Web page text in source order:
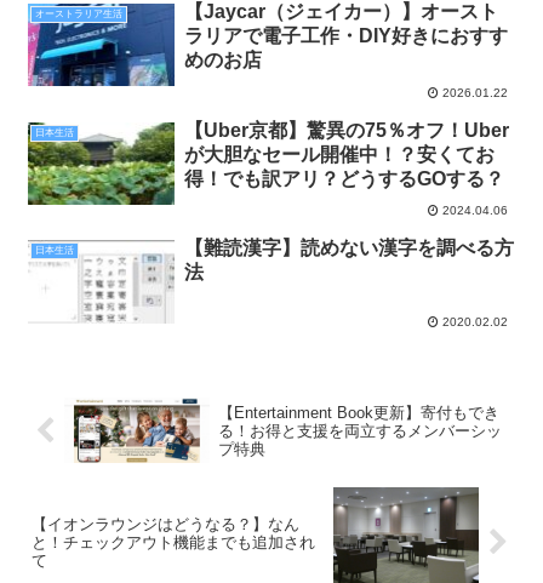
オーストラリア生活
【Jaycar（ジェイカー）】オースト
ラリアで電子工作・DIY好きにおすす
めのお店
2026.01.22
日本生活
【Uber京都】驚異の75％オフ！Uber
が大胆なセール開催中！？安くてお
得！でも訳アリ？どうするGOする？
2024.04.06
日本生活
【難読漢字】読めない漢字を調べる方
法
2020.02.02
【Entertainment Book更新】寄付もでき
る！お得と支援を両立するメンバーシッ
プ特典
【イオンラウンジはどうなる？】なん
と！チェックアウト機能までも追加され
て